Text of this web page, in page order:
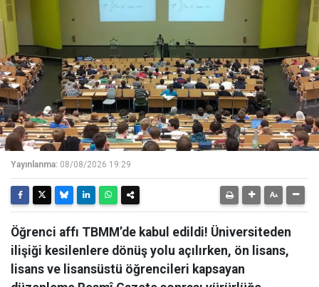
Yayınlanma: 08/08/2026 19:29
Öğrenci affı TBMM’de kabul edildi! Üniversiteden
ilişiği kesilenlere dönüş yolu açılırken, ön lisans,
lisans ve lisansüstü öğrencileri kapsayan